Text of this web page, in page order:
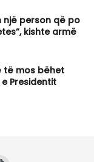
një person që po
kishte armë
të mos bëhet
Presidentit